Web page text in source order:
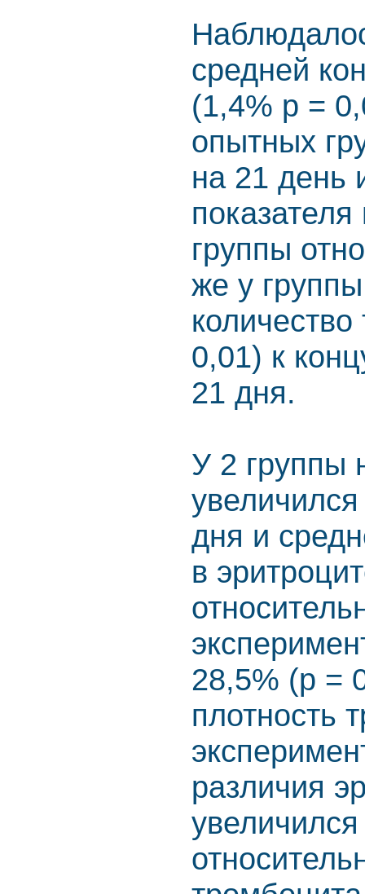
средней
(1,4% р =
опытных
на 21 день
группы
же у
0,01) к
21 дня.
У 2 группы
дня и
в
28,5% (р =
плотность
различия